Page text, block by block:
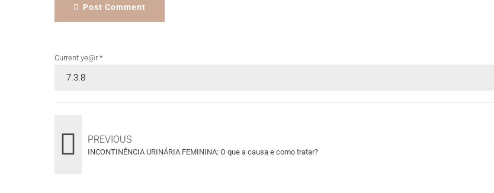
Post Comment
Current ye@r*
PREVIOUS
INCONTINÊNCIA URINÁRIA FEMININA: O que a causa e como tratar?